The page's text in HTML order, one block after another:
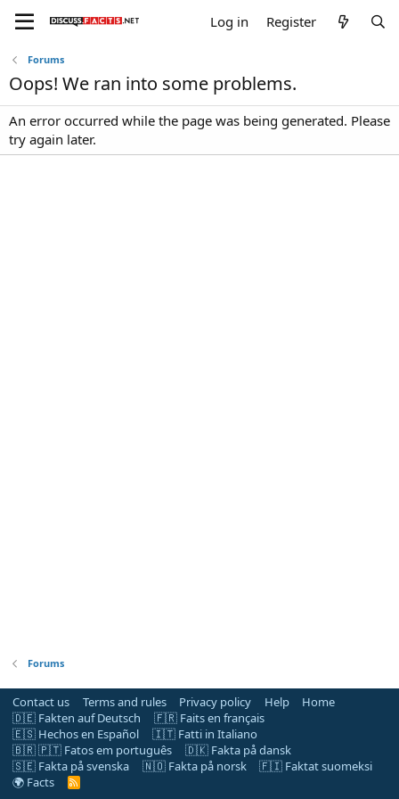
Log in Register
Forums
Oops! We ran into some problems.
An error occurred while the page was being generated. Please
try again later.
Forums
Contact us Terms and rules Privacy policy Help
Home
🇩🇪 Fakten auf Deutsch
🇫🇷 Faits en français
🇪🇸 Hechos en Español
🇮🇹 Fatti in Italiano
🇧🇷 🇵🇹 Fatos em português
🇩🇰 Fakta på dansk
🇸🇪 Fakta på svenska
🇳🇴 Fakta på norsk
🇫🇮 Faktat suomeksi
🌍 Facts
R